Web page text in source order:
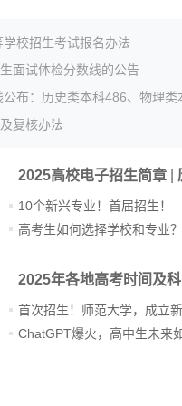
校招生考试报名办法
面试体检分数线的公告
复核办法
2025高校电子招生简章
10个新兴专业！首届招生！
高考生如何选择学校和专业？
2025年各地高考时间及
首次招生！师范大学，成立